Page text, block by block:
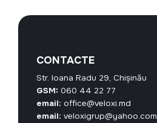
CONTACTE
Str. Ioana Radu 29, Chișinău
GSM: 060 44 22 77
email: office@veloxi.md
email: veloxigrup@yahoo.com